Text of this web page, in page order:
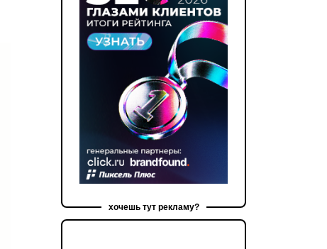
хочешь тут рекламу?